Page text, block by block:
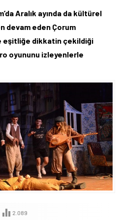
Aralık ayında da kültürel
devam eden Çorum
eşitliğe dikkatin çekildiği
oyununu izleyenlerle
2.089